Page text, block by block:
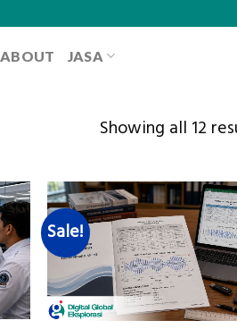
ABOUT JASA
Showing all 12
Sale!